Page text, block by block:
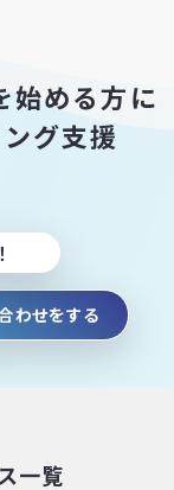
始める方に
グ支援
わせをする
⼀覧